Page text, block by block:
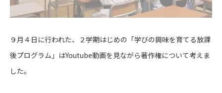
９月４日に行われた、２学期はじめの「学びの興味を育てる放課
後プログラム」はYoutube動画を見ながら著作権について考えま
した。